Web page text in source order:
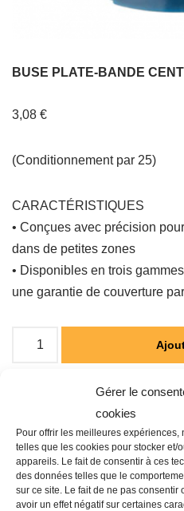
Gérer le
cookies
Pour offrir les meilleures
telles que les cookies pour stocker et/
appareils. Le fait de consentir à ces
des données telles que le
sur ce site. Le fait de ne pas
avoir un effet négatif sur certaines
BUSE PLATE-BANDE
3,08 €
(Conditionnement par 25)
CARACTÉRISTIQUES
• Conçues avec précision
dans de petites zones
• Disponibles en trois
une garantie de couverture
ARROSAGE
Description